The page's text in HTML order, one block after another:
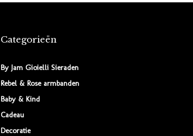
Categorieën
By Jam Gioielli Sieraden
Rebel & Rose armbanden
Baby & Kind
Cadeau
Decoratie